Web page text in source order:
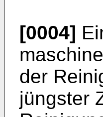
[0004]
der
jüngster